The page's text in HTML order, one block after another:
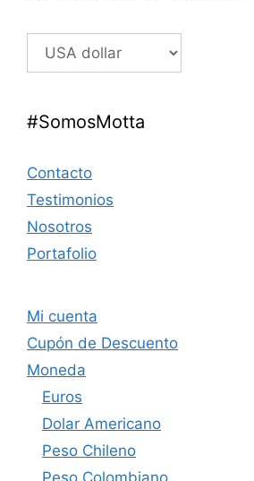
#SomosMotta
Contacto
Testimonios
Nosotros
Portafolio
Mi cuenta
Cupón de Descuento
Moneda
Euros
Dolar Americano
Peso Chileno
Peso Colombiano